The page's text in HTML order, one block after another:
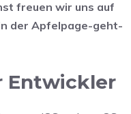
freuen wir uns auf
der Apfelpage-geht-
Entwickler